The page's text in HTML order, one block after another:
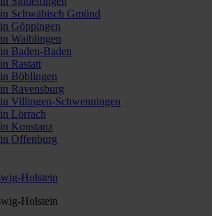
Schwäbisch Gmünd
Göppingen
Waiblingen
Baden-Baden
Rastatt
Böblingen
Ravensburg
Villingen-Schwenningen
Lörrach
Konstanz
Offenburg
Holstein
Holstein